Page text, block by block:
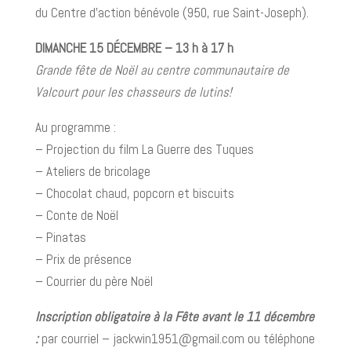
du Centre d’action bénévole (950, rue Saint-Joseph).
DIMANCHE 15 DÉCEMBRE – 13 h à 17 h
Grande fête de Noël au centre communautaire de
Valcourt pour les chasseurs de lutins!
Au programme :
– Projection du film La Guerre des Tuques
– Ateliers de bricolage
– Chocolat chaud, popcorn et biscuits
– Conte de Noël
– Pinatas
– Prix de présence
– Courrier du père Noël
Inscription obligatoire à la Fête avant le 11 décembre
:par courriel – jackwin1951@gmail.com ou téléphone